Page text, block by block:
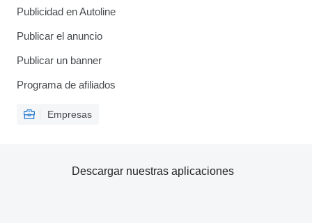
Publicidad en Autoline
Publicar el anuncio
Publicar un banner
Programa de afiliados
Empresas
Descargar nuestras aplicaciones